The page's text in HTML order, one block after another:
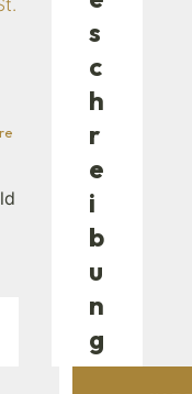
s
c
h
r
e
i
b
u
n
g